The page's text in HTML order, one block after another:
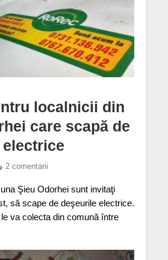
localnicii din
care scapă de
2 comentarii
Şieu Odorhei sunt invitaţi
să scape de deşeurile electrice.
va colecta din comună între